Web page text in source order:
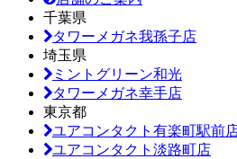
千葉県
タワーメガネ我孫子店
埼玉県
ミントグリーン和光
タワーメガネ幸手店
東京都
ユアコンタクト有楽町駅前
ユアコンタクト淡路町店